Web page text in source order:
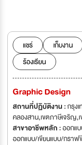
ภายใต้แบรนด์ลูกค้า
Supermarket, ระบบ
การส่งออกสินค้าไปจำหน่า
ยอมรับในด้านคุณภาพ มีม
บริโภค ในราคายุติธรรม มี
การประวัติการดำเนิธุรกิจ
อย่างต่อเนื่องในอัตราที่สูงมาก บริษัทจึงมีความต้องการบุคคลากรที่มีความรู้
กำลังขยายเพิ่มตามความต้
การขาย การทำแบรนด์ ดัชเ
ตะวันออกกลาง เพื่อก้าวสู่ก
แชร์ เก็บงาน
ร้องเรียน
Graphic Design
สถานที่ปฏิบัติงาน :กรุง
คลองสาน,เขตภาษีเจริญ,
สาขาอาชีพหลัก :ออกแ
ออกแบบ/เขียนแบบ/กรา